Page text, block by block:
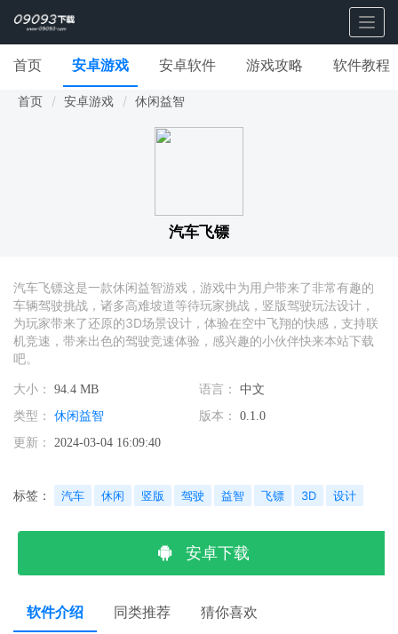
首页 安卓游戏 安卓软件 游戏攻略 软件教程
首页 安卓游戏 休闲益智
汽车飞镖
汽车飞镖这是一款休闲益智游戏，游戏中为用户带来了非常有趣的
车辆驾驶挑战，诸多高难坡道等待玩家挑战，竖版驾驶玩法设计，
为玩家带来了还原的3D场景设计，体验在空中飞翔的快感，支持联
机竞速，带来出色的驾驶竞速体验，感兴趣的小伙伴快来本站下载
吧。
大小： 94.4 MB 语言：
中文
类型：
休闲益智 版本：
0.1.0
更新：
2024-03-04 16:09:40
标签： 汽车 休闲 竖版 驾驶 益智 飞镖 3D 设计
安卓下载
软件介绍 同类推荐 猜你喜欢